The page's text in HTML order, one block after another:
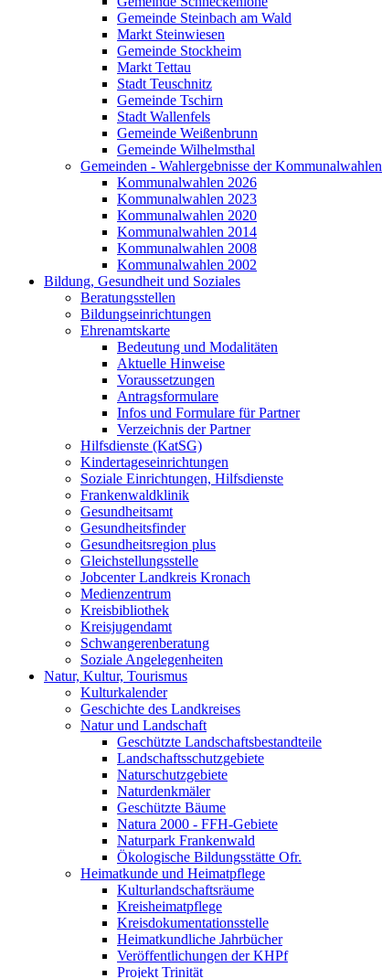
Gemeinde Steinbach am Wald
Markt Steinwiesen
Gemeinde Stockheim
Markt Tettau
Stadt Teuschnitz
Gemeinde Tschirn
Stadt Wallenfels
Gemeinde Weißenbrunn
Gemeinde Wilhelmsthal
Gemeinden - Wahlergebnisse der Kommunalwahlen
Kommunalwahlen 2026
Kommunalwahlen 2023
Kommunalwahlen 2020
Kommunalwahlen 2014
Kommunalwahlen 2008
Kommunalwahlen 2002
Bildung, Gesundheit und Soziales
Beratungsstellen
Bildungseinrichtungen
Ehrenamtskarte
Bedeutung und Modalitäten
Aktuelle Hinweise
Voraussetzungen
Antragsformulare
Infos und Formulare für Partner
Verzeichnis der Partner
Hilfsdienste (KatSG)
Kindertageseinrichtungen
Soziale Einrichtungen, Hilfsdienste
Frankenwaldklinik
Gesundheitsamt
Gesundheitsfinder
Gesundheitsregion plus
Gleichstellungsstelle
Jobcenter Landkreis Kronach
Medienzentrum
Kreisbibliothek
Kreisjugendamt
Schwangerenberatung
Soziale Angelegenheiten
Natur, Kultur, Tourismus
Kulturkalender
Geschichte des Landkreises
Natur und Landschaft
Geschützte Landschaftsbestandteile
Landschaftsschutzgebiete
Naturschutzgebiete
Naturdenkmäler
Geschützte Bäume
Natura 2000 - FFH-Gebiete
Naturpark Frankenwald
Ökologische Bildungsstätte Ofr.
Heimatkunde und Heimatpflege
Kulturlandschaftsräume
Kreisheimatpflege
Kreisdokumentationsstelle
Heimatkundliche Jahrbücher
Veröffentlichungen der KHPf
Projekt Trinität